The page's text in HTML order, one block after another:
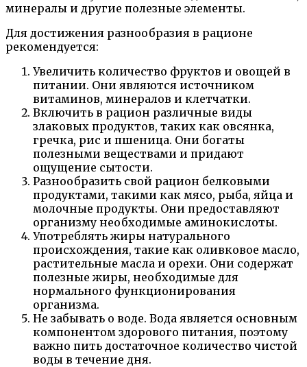
минералы и другие полезные элементы.
Для достижения разнообразия в рационе
рекомендуется:
Увеличить количество фруктов и овощей в
питании. Они являются источником
витаминов, минералов и клетчатки.
Включить в рацион различные виды
злаковых продуктов, таких как овсянка,
гречка, рис и пшеница. Они богаты
полезными веществами и придают
ощущение сытости.
Разнообразить свой рацион белковыми
продуктами, такими как мясо, рыба, яйца и
молочные продукты. Они предоставляют
организму необходимые аминокислоты.
Употреблять жиры натурального
происхождения, такие как оливковое масло,
растительные масла и орехи. Они содержат
полезные жиры, необходимые для
нормального функционирования
организма.
Не забывать о воде. Вода является основным
компонентом здорового питания, поэтому
важно пить достаточное количество чистой
воды в течение дня.